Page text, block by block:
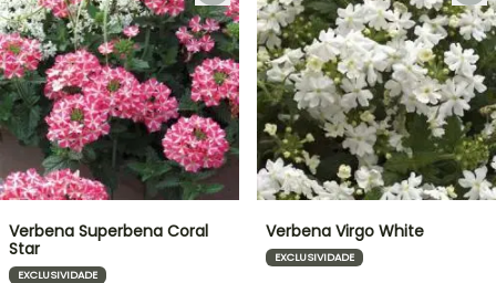
Verbena Superbena Coral
Star
EXCLUSIVIDADE
Verbena Virgo White
EXCLUSIVIDADE